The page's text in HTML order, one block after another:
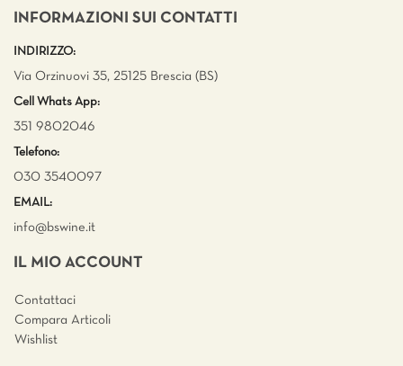
INFORMAZIONI SUI CONTATTI
INDIRIZZO:
Via Orzinuovi 35, 25125 Brescia (BS)
Cell Whats App:
351 9802046
Telefono:
030 3540097
EMAIL:
info@bswine.it
IL MIO ACCOUNT
Contattaci
Compara Articoli
Wishlist